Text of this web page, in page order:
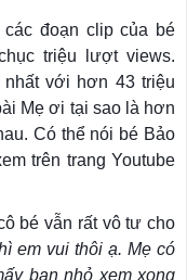
các đoạn clip của bé
triệu lượt views.
với hơn 43 triệu
Mẹ ơi tại sao là hơn
Có thể nói bé Bảo
trên trang Youtube
bé vẫn rất vô tư cho
em vui thôi ạ. Mẹ có
bạn nhỏ xem xong